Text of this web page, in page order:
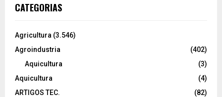
CATEGORIAS
Agricultura (3.546)
Agroindustria
(402)
Aquicultura
(3)
Aquicultura
(4)
ARTIGOS TEC.
(82)